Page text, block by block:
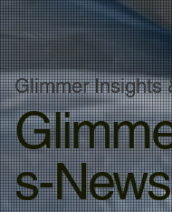
Glimmer Insights
s-News